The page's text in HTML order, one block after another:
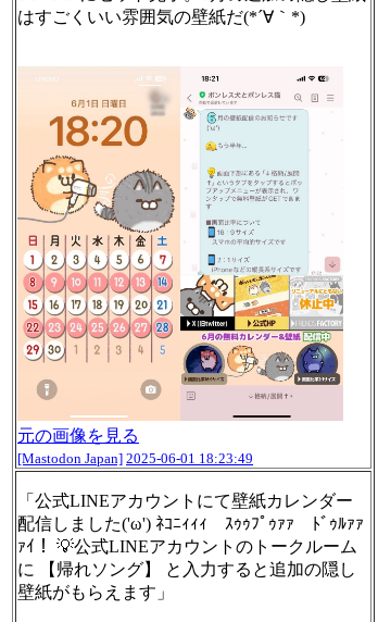
はすごくいい雰囲気の壁紙だ(*´∀｀*)
元の画像を見る
[Mastodon Japan] 2025-06-01 18:23:49
「公式LINEアカウントにて壁紙カレンダー
配信しました('ω') ﾈｺﾆｨｨｨ ｽｩｩﾌﾟｩｧｧ ﾄﾞｩﾙｧｧ
ｧｲ！ 💡公式LINEアカウントのトークルーム
に 【帰れソング】 と入力すると追加の隠し
壁紙がもらえます」